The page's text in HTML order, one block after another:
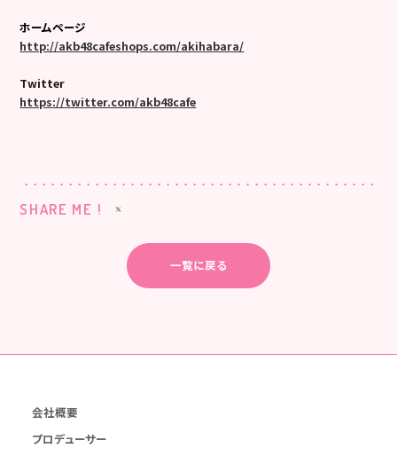
ホームページ
http://akb48cafeshops.com/akihabara/
Twitter
https://twitter.com/akb48cafe
SHARE ME !
一覧に戻る
会社概要
プロデューサー